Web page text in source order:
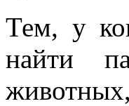
Тем, у
найти
животных,